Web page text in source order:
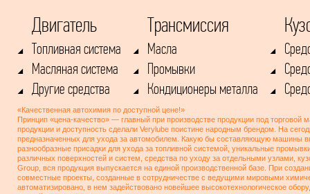
Двигатель
Топливная система
Масляная система
Другие средства
Трансмиссия
Масла
Промывки
Кондиционеры металла
«Качественная автохимия по доступной цене!»
Принцип «цена-качество» — главный при производстве продукции под торговой
продукции и доступность сделали Verylube поистине народным брендом. На
предназначенных для ухода за автомобилем. Какую бы составляющую машины
разнообразные присадки для ухода за топливной системой, уникальные
различных поверхностей и систем, средства по уходу за отдельными узлами,
Group, вся продукция выпускается на единой производственной базе. При
совместные проекты, созданные в сотрудничестве с ведущими мировыми
автоматизировано, в нем задействовано новейшее высокотехнологическое